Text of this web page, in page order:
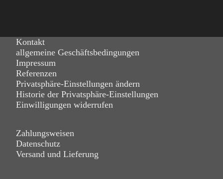
Kontakt
allgemeine Geschäftsbedingungen
Impressum
Referenzen
Privatsphäre-Einstellungen ändern
Historie der Privatsphäre-Einstellungen
Einwilligungen widerrufen
Zahlungsweisen
Datenschutz
Versand und Lieferung